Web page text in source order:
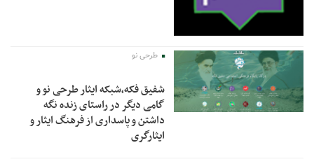
طرحی نو
شفیق فکه،شبکه ایثار طرحی نو و
گامی دیگر در راستای زنده نگه
داشتن و پاسداری از فرهنگ ایثار و
ایثارگری